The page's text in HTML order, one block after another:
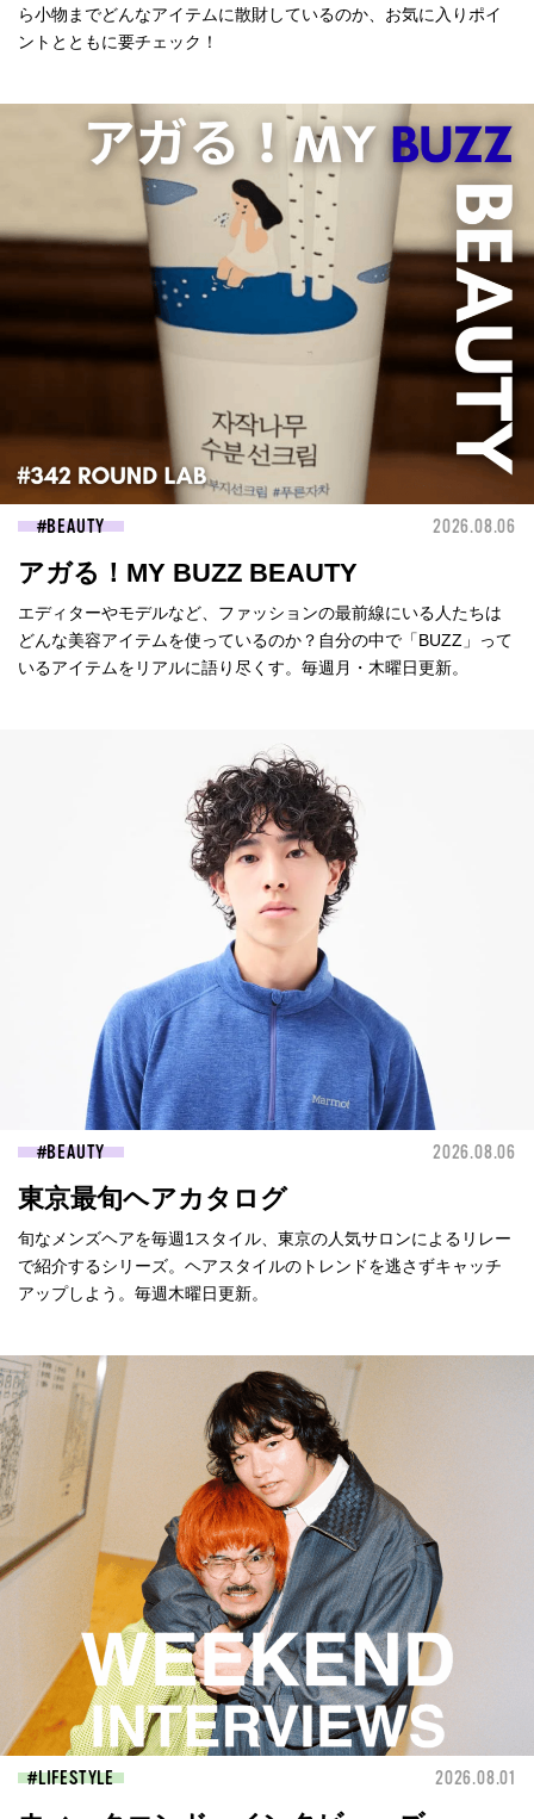
ら小物までどんなアイテムに散財しているのか、お気に入りポイ
ントとともに要チェック！
BEAUTY 2026.08.06
アガる！MY BUZZ BEAUTY
エディターやモデルなど、ファッションの最前線にいる人たちは
どんな美容アイテムを使っているのか？自分の中で「BUZZ」って
いるアイテムをリアルに語り尽くす。毎週月・木曜日更新。
BEAUTY 2026.08.06
東京最旬ヘアカタログ
旬なメンズヘアを毎週1スタイル、東京の人気サロンによるリレー
で紹介するシリーズ。ヘアスタイルのトレンドを逃さずキャッチ
アップしよう。毎週木曜日更新。
LIFESTYLE 2026.08.01